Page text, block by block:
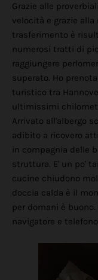
Grazie alle
velocità e grazie
trasferimento è
numerosi tratti di
raggiungere
superato. Ho
turistico tra
ultimissimi
Arrivato all'albergo
adibito a ricovero
in compagnia delle
struttura. E' un po'
cucine chiudono
doccia calda è il
per domani è
navigatore e